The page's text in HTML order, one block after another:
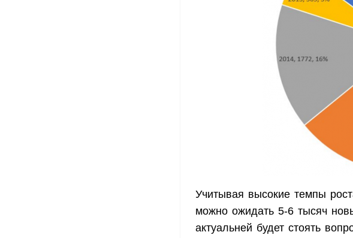
Учитывая высокие темпы
можно ожидать 5-6 тысяч
актуальней будет стоять